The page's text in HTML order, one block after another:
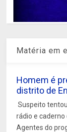
Matéria em
Homem é
distrito de
Suspeito
rádio e
Agentes do